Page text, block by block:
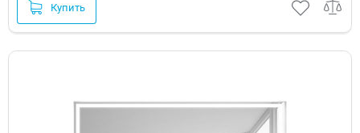
Купить